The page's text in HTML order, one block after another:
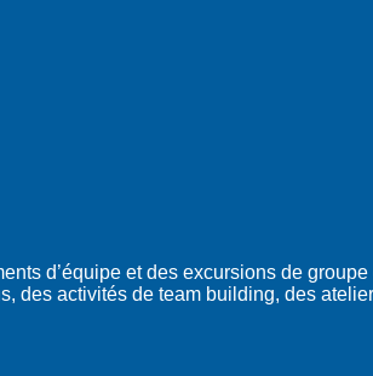
d’équipe et des excursions de
des activités de team building, des